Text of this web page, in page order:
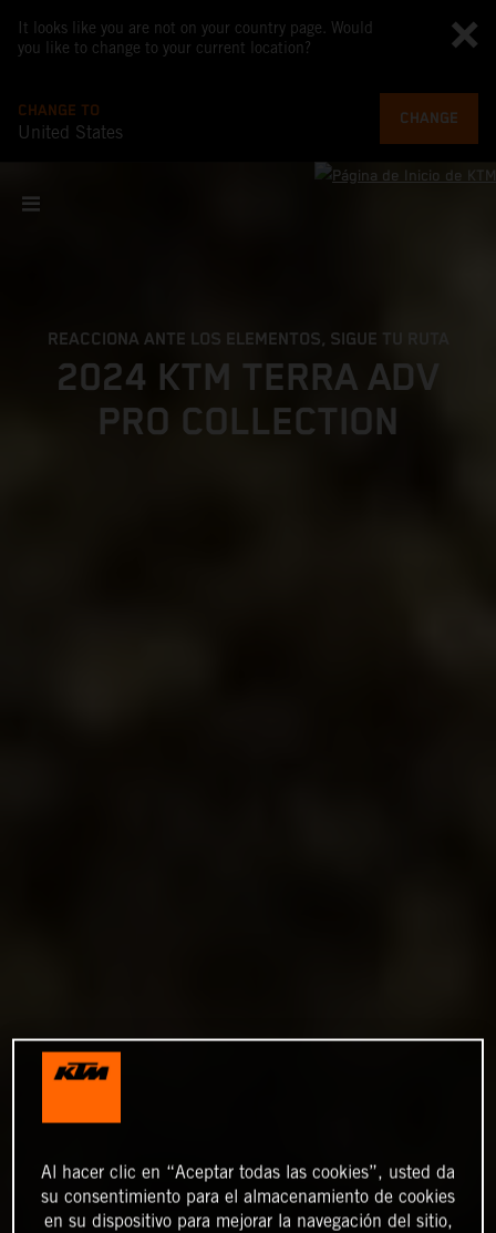
It looks like you are not on your country page. Would
you like to change to your current location?
CHANGE TO
United States
CHANGE
REACCIONA ANTE LOS ELEMENTOS, SIGUE TU RUTA
2024 KTM TERRA ADV
PRO COLLECTION
Al hacer clic en “Aceptar todas las cookies”, usted da
su consentimiento para el almacenamiento de cookies
en su dispositivo para mejorar la navegación del sitio,